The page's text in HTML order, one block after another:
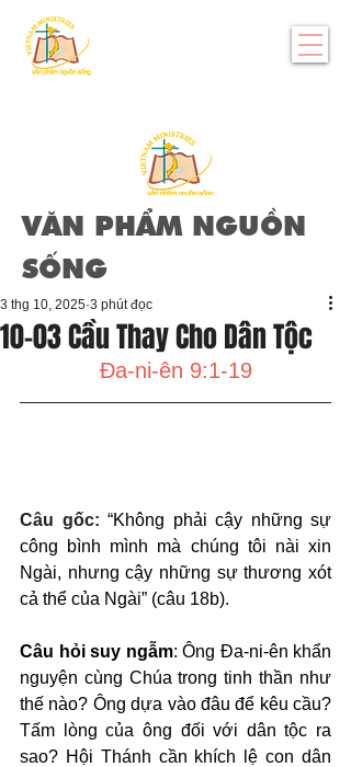
VĂN PHẨM NGUỒN
SỐNG
10-03 Cầu Thay Cho Dân Tộc
3 thg 10, 2025 3 phút đọc
Đa-ni-ên 9:1-19
Câu gốc: “Không phải cậy những sự
công bình mình mà chúng tôi nài xin
Ngài, nhưng cậy những sự thương xót
cả thể của Ngài” (câu 18b).
Câu hỏi suy ngẫm: Ông Đa-ni-ên khẩn
nguyện cùng Chúa trong tinh thần như
thế nào? Ông dựa vào đâu để kêu cầu?
Tấm lòng của ông đối với dân tộc ra
sao? Hội Thánh cần khích lệ con dân